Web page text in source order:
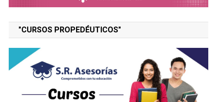
"CURSOS PROPEDÉUTICOS"